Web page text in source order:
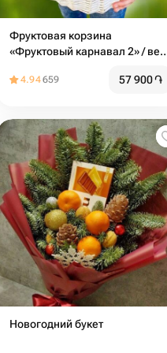
Фруктовая корзина
«Фруктовый карнавал 2» /
свежие фрукты / подарочный
4.94659 57 900֏
Новогодний букет